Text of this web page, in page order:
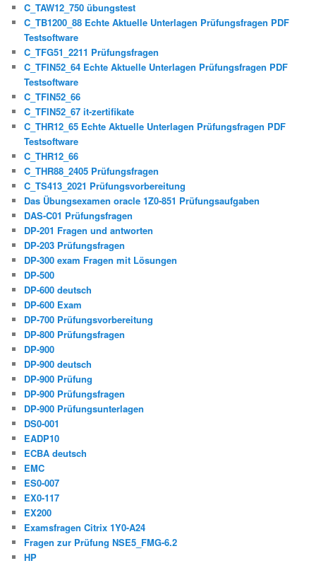
C_TAW12_750 übungstest
C_TB1200_88 Echte Aktuelle Unterlagen Prüfungsfragen PDF
Testsoftware
C_TFG51_2211 Prüfungsfragen
C_TFIN52_64 Echte Aktuelle Unterlagen Prüfungsfragen PDF
Testsoftware
C_TFIN52_66
C_TFIN52_67 it-zertifikate
C_THR12_65 Echte Aktuelle Unterlagen Prüfungsfragen PDF
Testsoftware
C_THR12_66
C_THR88_2405 Prüfungsfragen
C_TS413_2021 Prüfungsvorbereitung
Das Übungsexamen oracle 1Z0-851 Prüfungsaufgaben
DAS-C01 Prüfungsfragen
DP-201 Fragen und antworten
DP-203 Prüfungsfragen
DP-300 exam Fragen mit Lösungen
DP-500
DP-600 deutsch
DP-600 Exam
DP-700 Prüfungsvorbereitung
DP-800 Prüfungsfragen
DP-900
DP-900 deutsch
DP-900 Prüfung
DP-900 Prüfungsfragen
DP-900 Prüfungsunterlagen
DS0-001
EADP10
ECBA deutsch
EMC
ES0-007
EX0-117
EX200
Examsfragen Citrix 1Y0-A24
Fragen zur Prüfung NSE5_FMG-6.2
HP